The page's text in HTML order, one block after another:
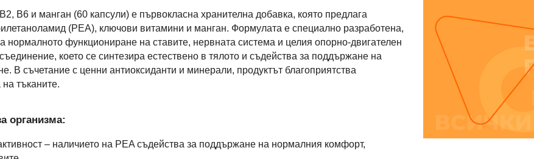
B6 и манган (60 капсули) е първокласна хранителна добавка, която предлага
(PEA), ключови витамини и манган. Формулата е специално разработена,
нормалното функциониране на ставите, нервната система и целия опорно-двигателен
което се синтезира естествено в тялото и съдейства за поддържане на
В съчетание с ценни антиоксиданти и минерали, продуктът благоприятства
тъканите.
организма:
– наличието на PEA съдейства за поддържане на нормалния комфорт,